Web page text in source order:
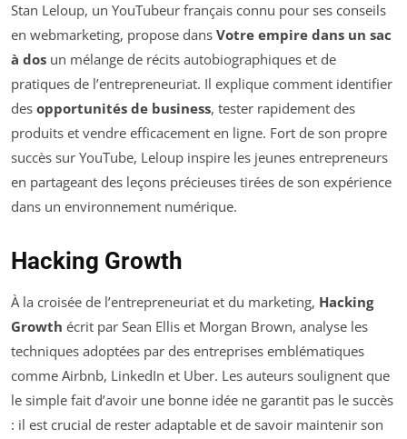
Stan Leloup, un YouTubeur français connu pour ses conseils
en webmarketing, propose dans Votre empire dans un sac
à dos un mélange de récits autobiographiques et de
pratiques de l’entrepreneuriat. Il explique comment identifier
des opportunités de business, tester rapidement des
produits et vendre efficacement en ligne. Fort de son propre
succès sur YouTube, Leloup inspire les jeunes entrepreneurs
en partageant des leçons précieuses tirées de son expérience
dans un environnement numérique.
Hacking Growth
À la croisée de l’entrepreneuriat et du marketing, Hacking
Growth écrit par Sean Ellis et Morgan Brown, analyse les
techniques adoptées par des entreprises emblématiques
comme Airbnb, LinkedIn et Uber. Les auteurs soulignent que
le simple fait d’avoir une bonne idée ne garantit pas le succès
: il est crucial de rester adaptable et de savoir maintenir son